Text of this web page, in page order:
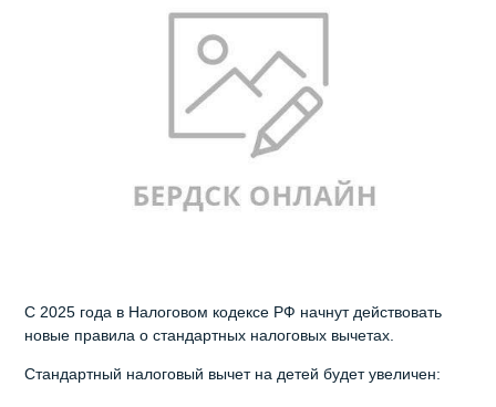
С 2025 года в Налоговом кодексе РФ начнут действовать
новые правила о стандартных налоговых вычетах.
Стандартный налоговый вычет на детей будет увеличен: